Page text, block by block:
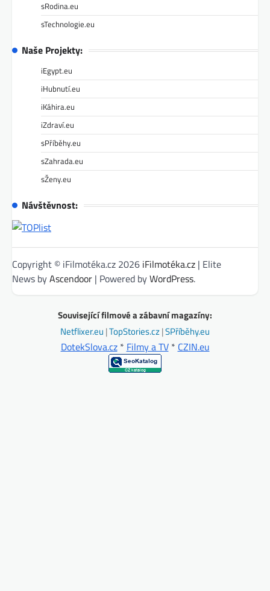
sRodina.eu
sTechnologie.eu
Naše Projekty:
iEgypt.eu
iHubnutí.eu
iKáhira.eu
iZdraví.eu
sPříběhy.eu
sZahrada.eu
sŽeny.eu
Návštěvnost:
Copyright © iFilmotéka.cz 2026 iFilmotéka.cz | Elite
News byAscendoor | Powered byWordPress.
Související filmové a zábavní magazíny:
Netflixer.eu |TopStories.cz|SPříběhy.eu
DotekSlova.cz* Filmy a TV* CZIN.eu